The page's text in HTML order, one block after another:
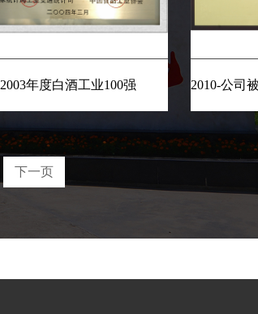
2003年度白酒工业100强
下一页